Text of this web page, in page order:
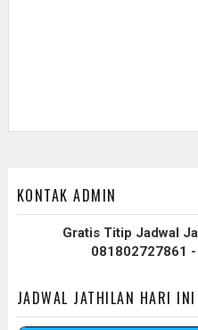
KONTAK ADMIN
Gratis Titip Jadwal
081802727861
JADWAL JATHILAN HARI